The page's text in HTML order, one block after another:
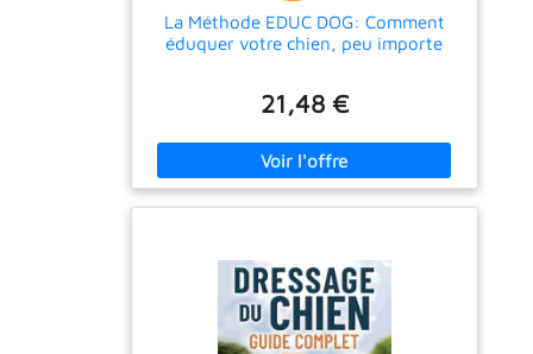
La Méthode EDUC DOG: Comment
éduquer votre chien, peu importe
21,48 €